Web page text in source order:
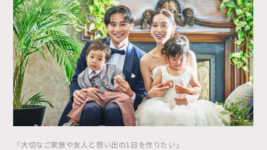
「大切なご家族や友人と想い出の1日を作りたい」